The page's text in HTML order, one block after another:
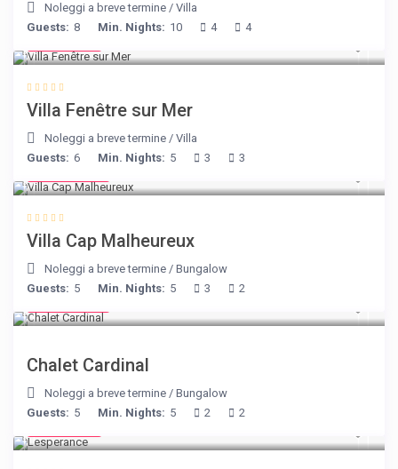
Noleggi a breve termine /Villa
Guests: 8 Min. Nights: 10 4 4
Villa Fenêtre sur Mer
Noleggi a breve termine /Villa
Guests: 6 Min. Nights: 5 3 3
Villa Cap Malheureux
Noleggi a breve termine /Bungalow
Guests: 5 Min. Nights: 5 3 2
Chalet Cardinal
Noleggi a breve termine /Bungalow
Guests: 5 Min. Nights: 5 2 2